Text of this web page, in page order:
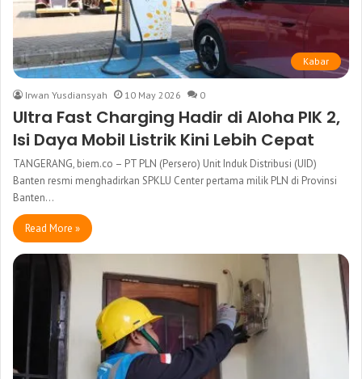
Kabar
Irwan Yusdiansyah 10 May 2026 0
Ultra Fast Charging Hadir di Aloha PIK 2,
Isi Daya Mobil Listrik Kini Lebih Cepat
TANGERANG, biem.co – PT PLN (Persero) Unit Induk Distribusi (UID)
Banten resmi menghadirkan SPKLU Center pertama milik PLN di Provinsi
Banten…
Read More »